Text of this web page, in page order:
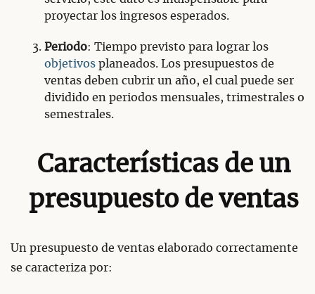
proyectar los ingresos esperados.
Periodo: Tiempo previsto para lograr los
objetivos planeados. Los presupuestos de
ventas deben cubrir un año, el cual puede ser
dividido en periodos mensuales, trimestrales o
semestrales.
Características de un
presupuesto de ventas
Un presupuesto de ventas elaborado correctamente
se caracteriza por: